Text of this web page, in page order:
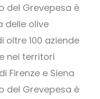
del Grevepesa è
delle olive
oltre 100 aziende
nei territori
Firenze e Siena
del Grevepesa è